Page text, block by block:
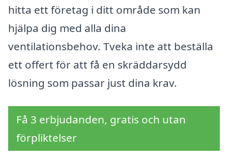
hitta ett företag i ditt område som kan
hjälpa dig med alla dina
ventilationsbehov. Tveka inte att beställa
ett offert för att få en skräddarsydd
lösning som passar just dina krav.
Få 3 erbjudanden, gratis och utan
förpliktelser